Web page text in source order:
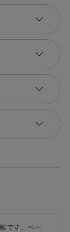
です。ベー